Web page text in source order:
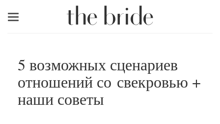
Меню
5 возможных сценариев
отношений со свекровью +
наши советы